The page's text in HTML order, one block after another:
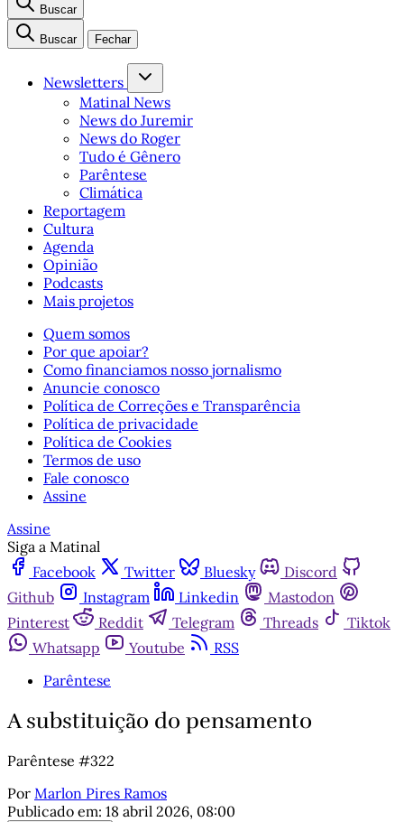
Buscar
Buscar Fechar
Newsletters
Matinal News
News do Juremir
News do Roger
Tudo é Gênero
Parêntese
Climática
Reportagem
Cultura
Agenda
Opinião
Podcasts
Mais projetos
Quem somos
Por que apoiar?
Como financiamos nosso jornalismo
Anuncie conosco
Política de Correções e Transparência
Política de privacidade
Política de Cookies
Termos de uso
Fale conosco
Assine
Assine
Siga a Matinal
Facebook
Twitter Bluesky
Discord
Github
Instagram Linkedin
Mastodon
Pinterest
Reddit Telegram Threads
Tiktok
Whatsapp
Youtube
RSS
Parêntese
A substituição do pensamento
Parêntese #322
Por Marlon Pires Ramos
Publicado em: 18 abril 2026, 08:00